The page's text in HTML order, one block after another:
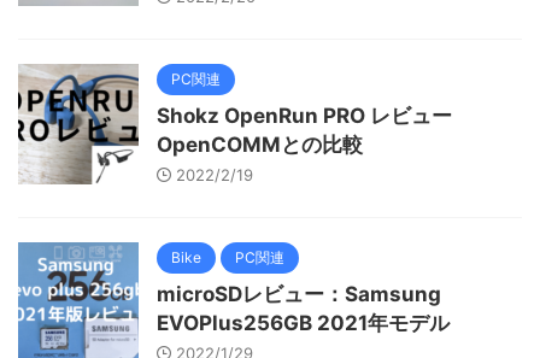
PC関連
Shokz OpenRun PRO レビュー
OpenCOMMとの比較
2022/2/19
Bike PC関連
microSDレビュー：Samsung
EVOPlus256GB 2021年モデル
2022/1/29